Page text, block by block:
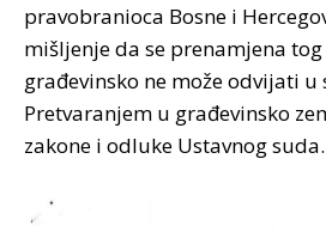
pravobranioca Bosne i
mišljenje da se prenamjena
građevinsko ne može odvijati u
Pretvaranjem u građevinsko
zakone i odluke Ustavnog suda.